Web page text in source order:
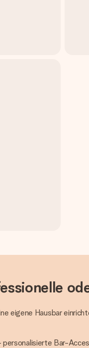
eigene Hausbar
Bar-